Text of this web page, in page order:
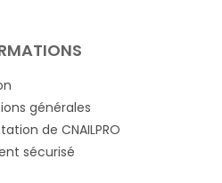
générales
de CNAILPRO
sécurisé